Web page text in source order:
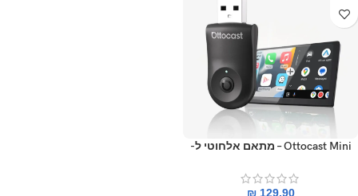
Ottocast Mini – מתאם אלחוטי ל-
₪129.90